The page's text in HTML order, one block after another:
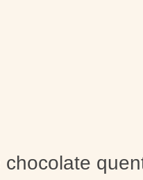
chocolate